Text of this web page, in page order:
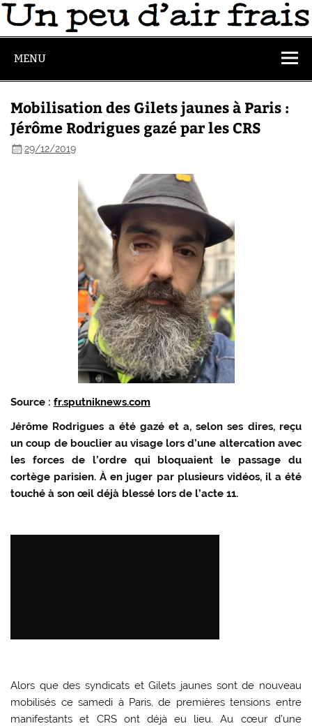
MENU
Mobilisation des Gilets jaunes à Paris :
Jérôme Rodrigues gazé par les CRS
29/12/2019
Source :fr.sputniknews.com
Jérôme Rodrigues a été gazé et a, selon ses dires, reçu
un coup de bouclier au visage lors d’une altercation avec
les forces de l’ordre qui bloquaient le passage du
cortège parisien. À en juger par plusieurs vidéos, il a été
touché à son œil déjà blessé lors de l’acte 11.
Alors que des syndicats et Gilets jaunes sont de nouveau
mobilisés ce samedi à Paris, de premières tensions entre
manifestants et CRS ont déjà eu lieu. Au cœur d’une